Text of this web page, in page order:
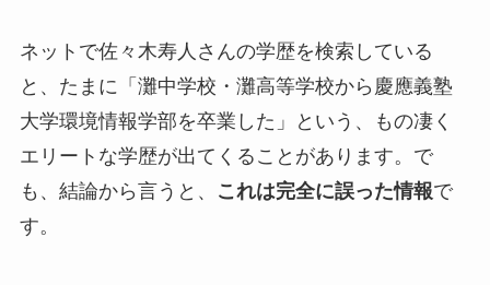
ネットで佐々木寿人さんの学歴を検索している
と、たまに「灘中学校・灘高等学校から慶應義塾
大学環境情報学部を卒業した」という、もの凄く
エリートな学歴が出てくることがあります。で
も、結論から言うと、
これは完全に誤った情報で
す。